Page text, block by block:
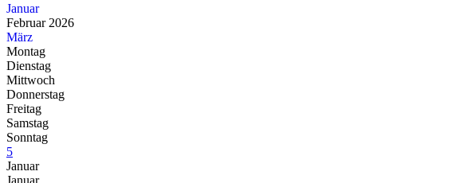
Januar
Februar 2026
März
Montag
Dienstag
Mittwoch
Donnerstag
Freitag
Samstag
Sonntag
5
Januar
Januar